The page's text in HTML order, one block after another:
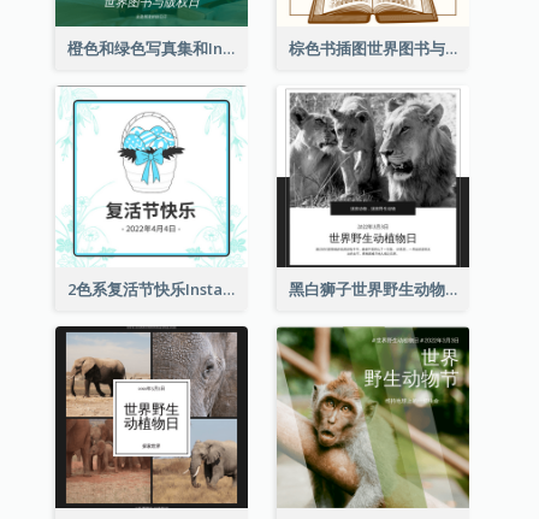
橙色和绿色写真集和Instagram版权日 棕色书插图世界图书与版权日Instagram帖子
2色系复活节快乐Instagram帖子 黑白狮子世界野生动物日Instagram帖子